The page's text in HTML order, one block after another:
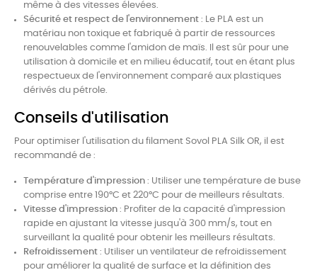
même à des vitesses élevées.
Sécurité et respect de l'environnement : Le PLA est un
matériau non toxique et fabriqué à partir de ressources
renouvelables comme l'amidon de maïs. Il est sûr pour une
utilisation à domicile et en milieu éducatif, tout en étant plus
respectueux de l'environnement comparé aux plastiques
dérivés du pétrole.
Conseils d'utilisation
Pour optimiser l'utilisation du filament Sovol PLA Silk OR, il est
recommandé de :
Température d'impression : Utiliser une température de buse
comprise entre 190°C et 220°C pour de meilleurs résultats.
Vitesse d'impression : Profiter de la capacité d'impression
rapide en ajustant la vitesse jusqu'à 300 mm/s, tout en
surveillant la qualité pour obtenir les meilleurs résultats.
Refroidissement : Utiliser un ventilateur de refroidissement
pour améliorer la qualité de surface et la définition des